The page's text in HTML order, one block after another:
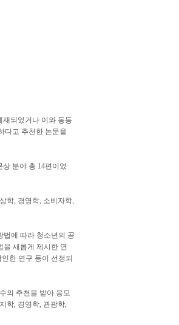
재되었거나 이와 동등
다고 추천한 논문을
분야 총 14편이었
학, 경영학, 소비자학,
법에 따라 청소년의 공
을 새롭게 제시한 연
한 연구 등이 선정되
의 추천을 받아 응모
학, 경영학, 관광학,